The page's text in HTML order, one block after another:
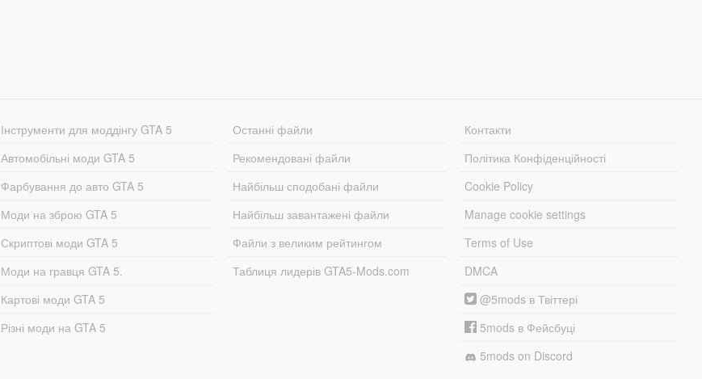
Інструменти для моддінгу GTA 5
Автомобільні моди GTA 5
Фарбування до авто GTA 5
Моди на зброю GTA 5
Скриптові моди GTA 5
Моди на гравця GTA 5.
Картові моди GTA 5
Різні моди на GTA 5
Останні файли
Рекомендовані файли
Найбільш сподобані файли
Найбільш завантажені файли
Файли з великим рейтингом
Таблиця лидерів GTA5-Mods.com
Контакти
Політика Конфіденційності
Cookie Policy
Manage cookie settings
Terms of Use
DMCA
@5mods в Твіттері
5mods в Фейсбуці
5mods on Discord